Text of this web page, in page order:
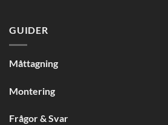
GUIDER
Måttagning
Montering
Frågor & Svar